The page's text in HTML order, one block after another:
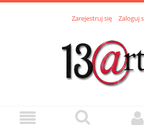
Zarejestruj się Zaloguj